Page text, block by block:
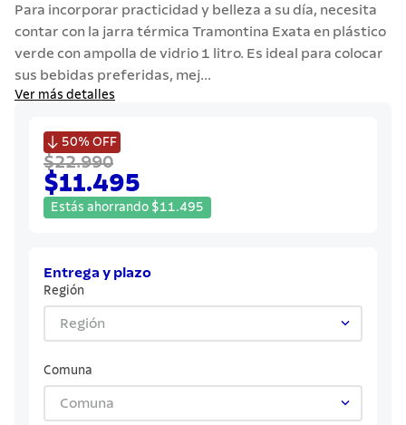
Para incorporar practicidad y belleza a su día, necesita
contar con la jarra térmica Tramontina Exata en plástico
verde con ampolla de vidrio 1 litro. Es ideal para colocar
sus bebidas preferidas, mej...
Ver más detalles
 50% OFF
$22.990
$11.495
Estás ahorrando $11.495
Entrega y plazo
Región
Región
Comuna
Comuna
acero inoxidable
6.
442
grano
cuchillo
10. termo